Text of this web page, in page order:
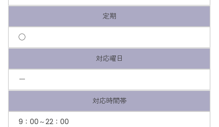
定期
◯
対応曜日
ー
対応時間帯
9：00～22：00